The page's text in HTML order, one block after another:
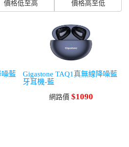
價格低至高 價格高至低
噪藍
Gigastone TAQ1真無線降噪藍
牙耳機-藍
網路價 $1090